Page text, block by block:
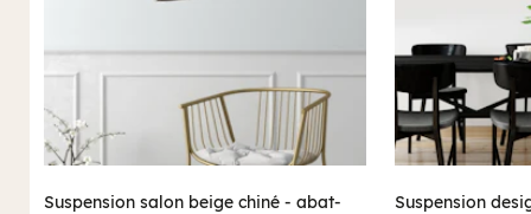
Suspension salon beige chiné - abat-
Suspension